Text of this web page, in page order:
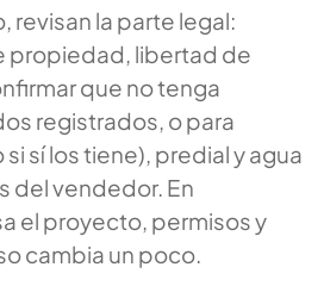
revisan la parte legal:
propiedad, libertad de
que no tenga
registrados, o para
sí los tiene), predial y agua
del vendedor. En
el proyecto, permisos y
cambia un poco.